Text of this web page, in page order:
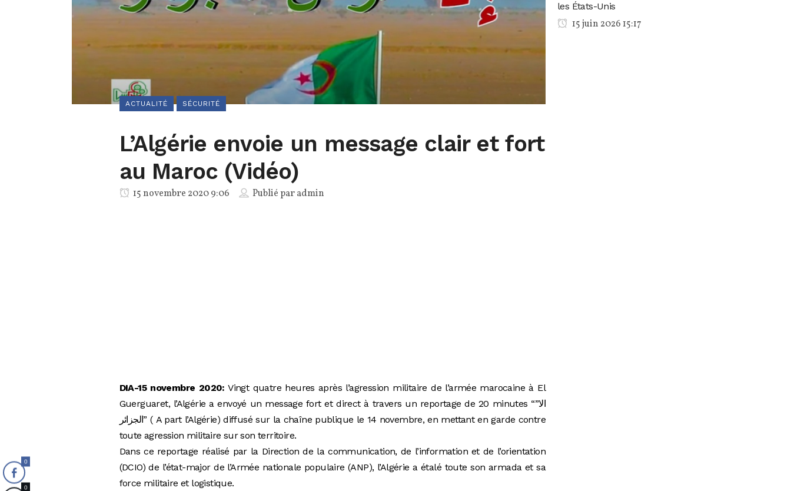
ACTUALITÉ SÉCURITÉ
L’Algérie envoie un message clair et fort
au Maroc (Vidéo)
15 novembre 2020 9:06 Publié paradmin
DIA-15 novembre 2020: Vingt quatre heures après l’agression militaire de l’armée marocaine à El
Guerguaret, l’Algérie a envoyé un message fort et direct à travers un reportage de 20 minutes “”الا
الجزائر” ( A part l’Algérie) diffusé sur la chaîne publique le 14 novembre, en mettant en garde contre
toute agression militaire sur son territoire.
Dans ce reportage réalisé par la Direction de la communication, de l’information et de l’orientation
(DCIO) de l’état-major de l’Armée nationale populaire (ANP), l’Algérie a étalé toute son armada et sa
force militaire et logistique.
les États-Unis
15 juin 2026 15:17
0
0